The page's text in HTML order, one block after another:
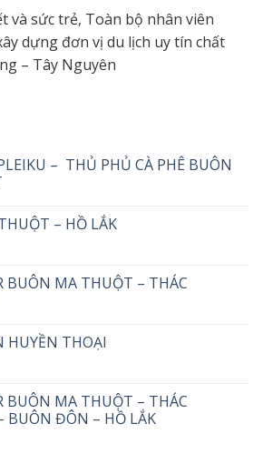
và sức trẻ, Toàn bộ nhân viên
dựng đơn vị du lịch uy tín chất
– Tây Nguyên
– THỦ PHỦ CÀ PHÊ BUÔN
– HỒ LẮK
BUÔN MA THUỘT – THÁC
HUYỀN THOẠI
BUÔN MA THUỘT – THÁC
BUÔN ĐÔN – HỒ LẮK